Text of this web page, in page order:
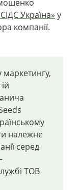
Україна» у
компанії.
належне
серед
ТОВ